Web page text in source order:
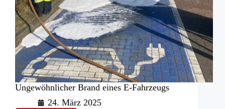
Ungewöhnlicher Brand eines E-Fahrzeugs
24. März 2025